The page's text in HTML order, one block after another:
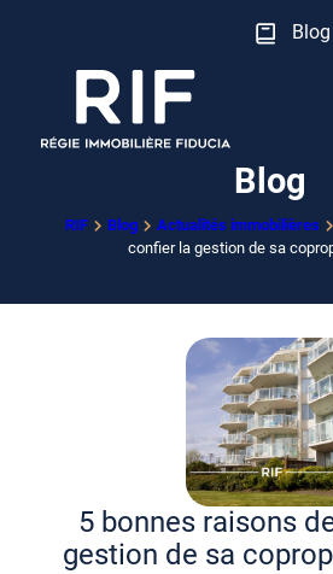
Blog
Blog
RIF Blog Actualités immobilières
confier la gestion de sa
5 bonnes raisons
gestion de sa